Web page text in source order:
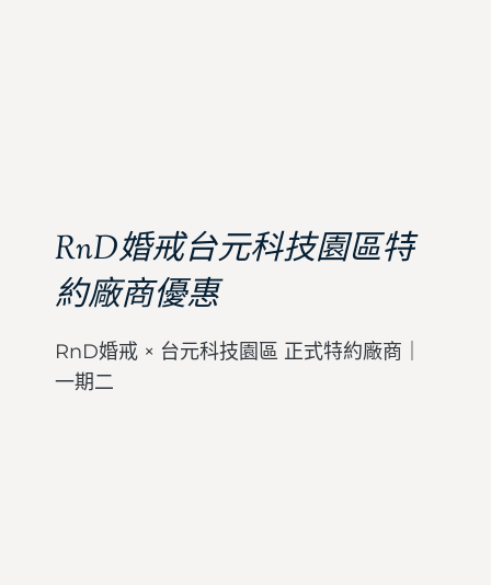
RnD婚戒台元科技園區特
約廠商優惠
RnD婚戒 × 台元科技園區 正式特約廠商｜
一期二